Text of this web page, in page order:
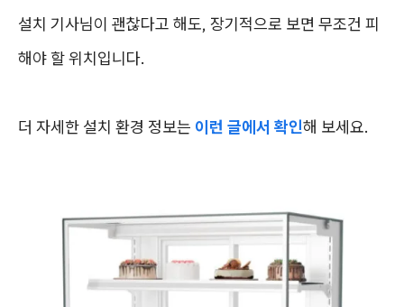
설치 기사님이 괜찮다고 해도, 장기적으로 보면 무조건 피
해야 할 위치입니다.
더 자세한 설치 환경 정보는 이런 글에서 확인해 보세요.